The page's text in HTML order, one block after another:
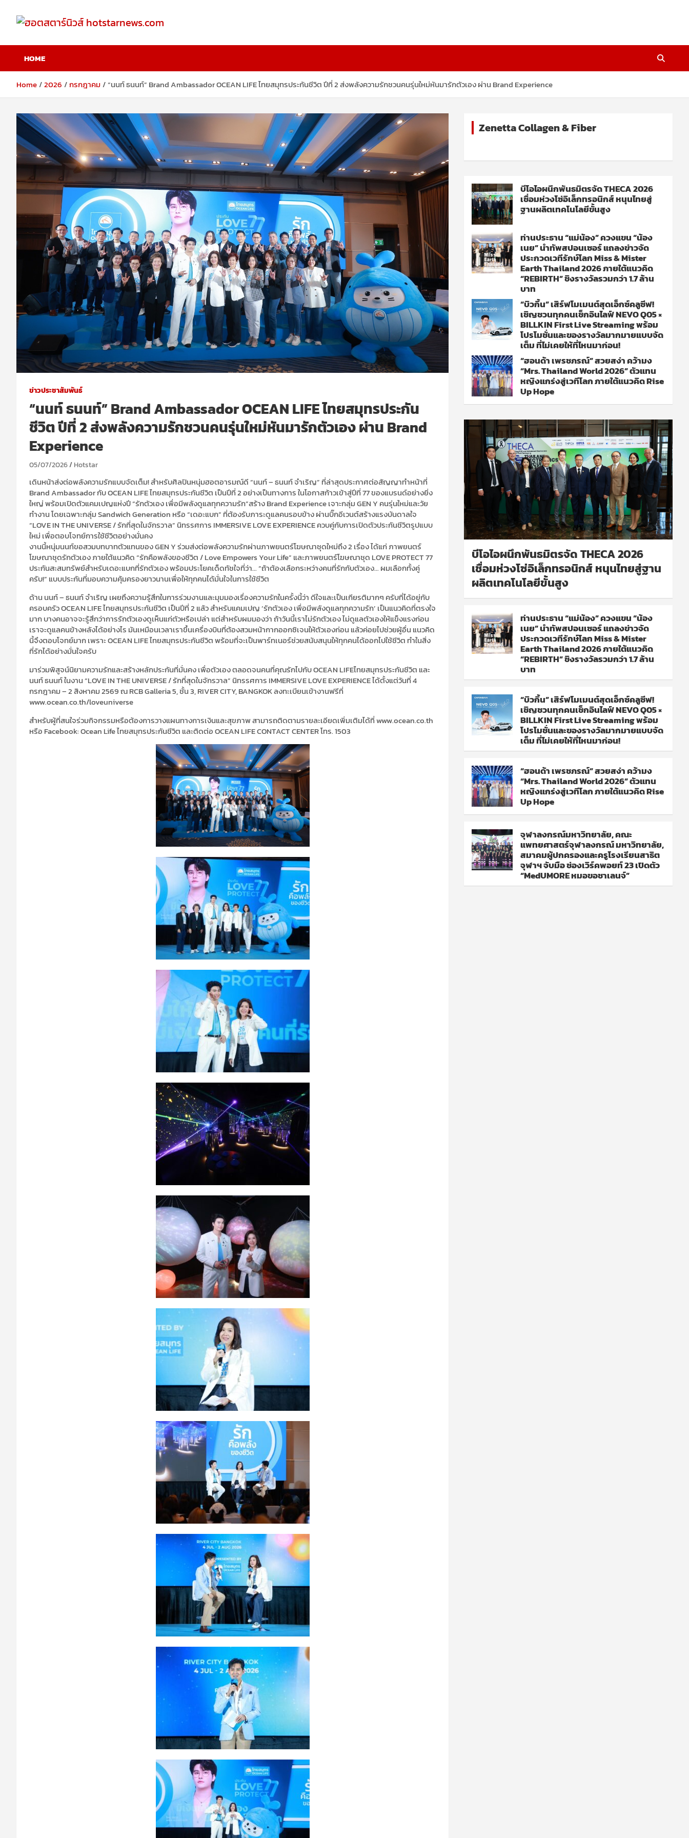
content
ฮอตสตาร์นิวส์
hotstarnews.com
HOME
Home 2026 กรกฎาคม “นนท์ ธนนท์” Brand Ambassador OCEAN LIFE ไทยสมุทรประกันชีวิต ปีที่ 2 ส่งพลังความรักชวนคนรุ่นใหม่หันมารักตัวเอง ผ่าน Brand Experience
ข่าวประชาสัมพันธ์
“นนท์ ธนนท์” Brand Ambassador OCEAN LIFE ไทยสมุทรประกัน
ชีวิต ปีที่ 2 ส่งพลังความรักชวนคนรุ่นใหม่หันมารักตัวเอง ผ่าน Brand
Experience
05/07/2026 Hotstar
เดินหน้าส่งต่อพลังความรักแบบจัดเต็ม! สำหรับศิลปินหนุ่มฮอตอารมณ์ดี “นนท์ – ธนนท์ จำเริญ” ที่ล่าสุดประกาศต่อสัญญาทำหน้าที่
Brand Ambassador กับ OCEAN LIFE ไทยสมุทรประกันชีวิต เป็นปีที่ 2 อย่างเป็นทางการ ในโอกาสก้าวเข้าสู่ปีที่ 77 ของแบรนด์อย่างยิ่ง
ใหญ่ พร้อมเปิดตัวแคมเปญแห่งปี “รักตัวเอง เพื่อมีพลังดูแลทุกความรัก”สร้าง Brand Experience เจาะกลุ่ม GEN Y คนรุ่นใหม่และวัย
ทำงาน โดยเฉพาะกลุ่ม Sandwich Generation หรือ “เดอะแบก” ที่ต้องรับภาระดูแลคนรอบข้าง ผ่านบิ๊กอีเวนต์สร้างแรงบันดาลใจ
“LOVE IN THE UNIVERSE / รักที่สุดในจักรวาล” นิทรรศการ IMMERSIVE LOVE EXPERIENCE ควบคู่กับการเปิดตัวประกันชีวิตรูปแบบ
ใหม่ เพื่อตอบโจทย์การใช้ชีวิตอย่างมั่นคง
งานนี้หนุ่มนนท์ขอสวมบทบาทตัวแทนของ GEN Y ร่วมส่งต่อพลังความรักผ่านภาพยนตร์โฆษณาชุดใหม่ถึง 2 เรื่อง ได้แก่ ภาพยนตร์
โฆษณาชุดรักตัวเอง ภายใต้แนวคิด “รักคือพลังของชีวิต / Love Empowers Your Life” และภาพยนตร์โฆษณาชุด LOVE PROTECT 77
ประกันสะสมทรัพย์สำหรับเดอะแบกที่รักตัวเอง พร้อมประโยคเด็ดทัชใจที่ว่า… “ถ้าต้องเลือกระหว่างคนที่รักกับตัวเอง… ผมเลือกทั้งคู่
ครับ!” แบบประกันที่มอบความคุ้มครองยาวนานเพื่อให้ทุกคนได้มั่นใจในการใช้ชีวิต
ด้าน นนท์ – ธนนท์ จำเริญ เผยถึงความรู้สึกในการร่วมงานและมุมมองเรื่องความรักในครั้งนี้ว่า ดีใจและเป็นเกียรติมากๆ ครับที่ได้อยู่กับ
ครอบครัว OCEAN LIFE ไทยสมุทรประกันชีวิต เป็นปีที่ 2 แล้ว สำหรับแคมเปญ ‘รักตัวเอง เพื่อมีพลังดูแลทุกความรัก’ เป็นแนวคิดที่ตรงใจ
มาก บางคนอาจจะรู้สึกว่าการรักตัวเองดูเห็นแก่ตัวหรือเปล่า แต่สำหรับผมมองว่า ถ้าวันนี้เราไม่รักตัวเอง ไม่ดูแลตัวเองให้แข็งแรงก่อน
เราจะดูแลคนข้างหลังได้อย่างไร มันเหมือนเวลาเราขึ้นเครื่องบินที่ต้องสวมหน้ากากออกซิเจนให้ตัวเองก่อน แล้วค่อยไปช่วยผู้อื่น แนวคิด
นี้จึงตอบโจทย์มาก เพราะ OCEAN LIFE ไทยสมุทรประกันชีวิต พร้อมที่จะเป็นพาร์ทเนอร์ช่วยสนับสนุนให้ทุกคนได้ออกไปใช้ชีวิต ทำในสิ่ง
ที่รักได้อย่างมั่นใจครับ
มาร่วมพิสูจน์นิยามความรักและสร้างหลักประกันที่มั่นคง เพื่อตัวเอง ตลอดจนคนที่คุณรักไปกับ OCEAN LIFEไทยสมุทรประกันชีวิต และ
นนท์ ธนนท์ ในงาน “LOVE IN THE UNIVERSE / รักที่สุดในจักรวาล” นิทรรศการ IMMERSIVE LOVE EXPERIENCE ได้ตั้งแต่วันที่ 4
กรกฎาคม – 2 สิงหาคม 2569 ณ RCB Galleria 5, ชั้น 3, RIVER CITY, BANGKOK ลงทะเบียนเข้างานฟรีที่
www.ocean.co.th/loveuniverse
สำหรับผู้ที่สนใจร่วมกิจกรรมหรือต้องการวางแผนทางการเงินและสุขภาพ สามารถติดตามรายละเอียดเพิ่มเติมได้ที่ www.ocean.co.th
หรือ Facebook: Ocean Life ไทยสมุทรประกันชีวิต และติดต่อ OCEAN LIFE CONTACT CENTER โทร. 1503
Zenetta Collagen & Fiber
บีโอไอผนึกพันธมิตรจัด THECA 2026
เชื่อมห่วงโซ่อิเล็กทรอนิกส์ หนุนไทยสู่
ฐานผลิตเทคโนโลยีขั้นสูง
ท่านประธาน “แม่น้อง” ควงแขน “น้อง
เนย” นำทัพสปอนเซอร์ แถลงข่าวจัด
ประกวดเวทีรักษ์โลก Miss & Mister
Earth Thailand 2026 ภายใต้แนวคิด
“REBIRTH” ชิงรางวัลรวมกว่า 1.7 ล้าน
บาท
“บิวกิ้น” เสิร์ฟโมเมนต์สุดเอ็กซ์คลูซีฟ!
เชิญชวนทุกคนเช็กอินไลฟ์ NEVO Q05 ×
BILLKIN First Live Streaming พร้อม
โปรโมชั่นและของรางวัลมากมายแบบจัด
เต็ม ที่ไม่เคยให้ที่ไหนมาก่อน!
“ฮอนด้า เพรชภรณ์” สวยสง่า คว้ามง
“Mrs. Thailand World 2026” ตัวแทน
หญิงแกร่งสู่เวทีโลก ภายใต้แนวคิด Rise
Up Hope
บีโอไอผนึกพันธมิตรจัด THECA 2026
เชื่อมห่วงโซ่อิเล็กทรอนิกส์ หนุนไทยสู่ฐาน
ผลิตเทคโนโลยีขั้นสูง
ท่านประธาน “แม่น้อง” ควงแขน “น้อง
เนย” นำทัพสปอนเซอร์ แถลงข่าวจัด
ประกวดเวทีรักษ์โลก Miss & Mister
Earth Thailand 2026 ภายใต้แนวคิด
“REBIRTH” ชิงรางวัลรวมกว่า 1.7 ล้าน
บาท
“บิวกิ้น” เสิร์ฟโมเมนต์สุดเอ็กซ์คลูซีฟ!
เชิญชวนทุกคนเช็กอินไลฟ์ NEVO Q05 ×
BILLKIN First Live Streaming พร้อม
โปรโมชั่นและของรางวัลมากมายแบบจัด
เต็ม ที่ไม่เคยให้ที่ไหนมาก่อน!
“ฮอนด้า เพรชภรณ์” สวยสง่า คว้ามง
“Mrs. Thailand World 2026” ตัวแทน
หญิงแกร่งสู่เวทีโลก ภายใต้แนวคิด Rise
Up Hope
จุฬาลงกรณ์มหาวิทยาลัย, คณะ
แพทยศาสตร์จุฬาลงกรณ์ มหาวิทยาลัย,
สมาคมผู้ปกครองและครูโรงเรียนสาธิต
จุฬาฯ จับมือ ช่องเวิร์คพอยท์ 23 เปิดตัว
“MedUMORE หมอขอชาเลนจ์”